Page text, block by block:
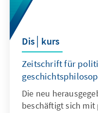
Dis│kurs
Zeitschrift für
Die neu
beschäftigt sich